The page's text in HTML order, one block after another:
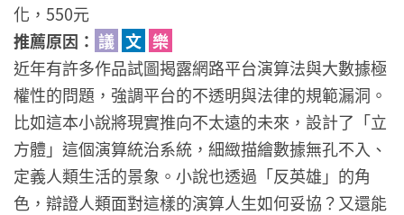
化，550元
推薦原因： 議 文 樂
近年有許多作品試圖揭露網路平台演算法與大數據極
權性的問題，強調平台的不透明與法律的規範漏洞。
比如這本小說將現實推向不太遠的未來，設計了「立
方體」這個演算統治系統，細緻描繪數據無孔不入、
定義人類生活的景象。小說也透過「反英雄」的角
色，辯證人類面對這樣的演算人生如何妥協？又還能